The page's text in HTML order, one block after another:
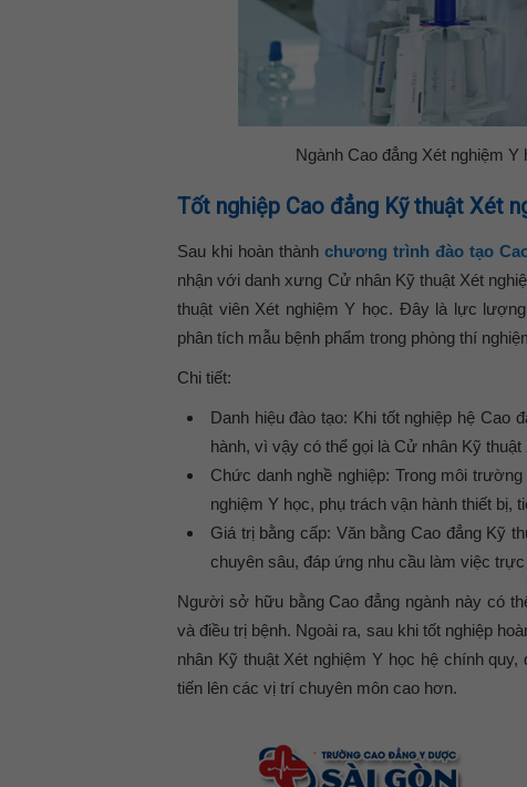
Ngành Cao đẳng Xét nghiệm
Tốt nghiệp Cao đẳng Kỹ thuật Xét
Sau khi hoàn thành chương trình đào tạo
nhận với danh xưng Cử nhân Kỹ thuật Xét
thuật viên Xét nghiệm Y học. Đây là lực
phân tích mẫu bệnh phẩm trong phòng thí
Chi tiết:
Danh hiệu đào tạo: Khi tốt nghiệp hệ Cao
hành, vì vậy có thể gọi là Cử nhân Kỹ thuật
Chức danh nghề nghiệp: Trong môi
nghiệm Y học, phụ trách vận hành thiết bị,
Giá trị bằng cấp: Văn bằng Cao đẳng Kỹ
chuyên sâu, đáp ứng nhu cầu làm việc
Người sở hữu bằng Cao đẳng ngành này có
và điều trị bệnh. Ngoài ra, sau khi tốt nghiệp
nhân Kỹ thuật Xét nghiệm Y học hệ chính quy,
tiến lên các vị trí chuyên môn cao hơn.